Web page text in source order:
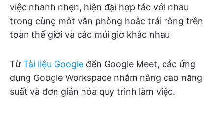
việc nhanh nhẹn, hiện đại hợp tác với nhau
trong cùng một văn phòng hoặc trải rộng trên
toàn thế giới và các múi giờ khác nhau
TừTài liệu Google đến Google Meet, các ứng
dụng Google Workspace nhằm nâng cao năng
suất và đơn giản hóa quy trình làm việc.